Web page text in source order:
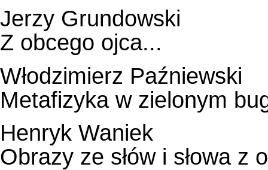
Jerzy Grundowski
Z obcego ojca...
Włodzimierz Paźniewski
Metafizyka w zielonym
Henryk Waniek
Obrazy ze słów i słowa z